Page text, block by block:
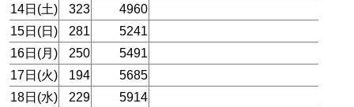
14日(土)
323
4960
15日(日)
281
5241
16日(月)
250
5491
17日(火)
194
5685
18日(水)
229
5914